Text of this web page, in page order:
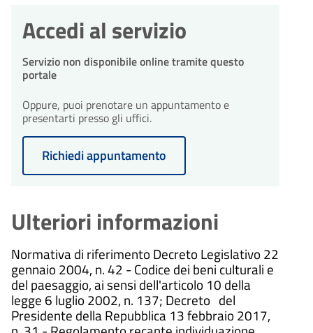
Accedi al servizio
Servizio non disponibile online tramite questo
portale
Oppure, puoi prenotare un appuntamento e
presentarti presso gli uffici.
Richiedi appuntamento
Ulteriori informazioni
Normativa di riferimento Decreto Legislativo 22
gennaio 2004, n. 42 - Codice dei beni culturali e
del paesaggio, ai sensi dell'articolo 10 della
legge 6 luglio 2002, n. 137; Decreto del
Presidente della Repubblica 13 febbraio 2017,